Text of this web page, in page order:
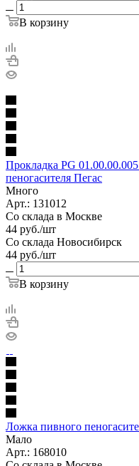
В корзину
Прокладка PG
пеногасителя Пегас
Много
Арт.: 131012
Со склада в Москве
44 руб./шт
Со склада Новосибирск
44 руб./шт
В корзину
Ложка пивного
Мало
Арт.: 168010